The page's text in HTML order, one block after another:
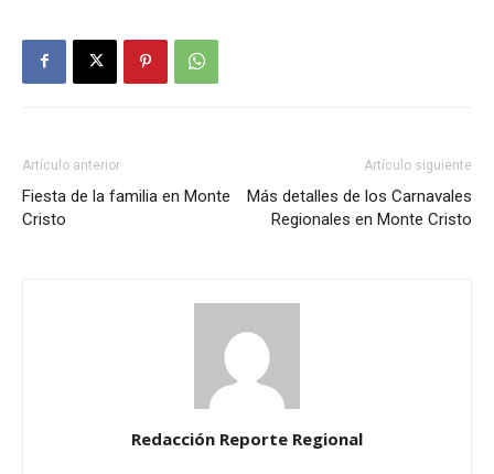
Artículo anterior
Fiesta de la familia en Monte
Cristo
Artículo siguiente
Más detalles de los Carnavales
Regionales en Monte Cristo
Redacción Reporte Regional